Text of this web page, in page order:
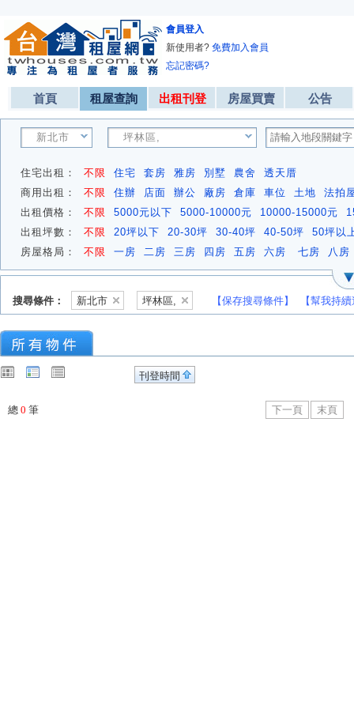
會員登入
新使用者? 免費加入會員
忘記密碼?
首頁 租屋查詢 出租刊登 房屋買賣 公告
新北市 坪林區,
住宅出租： 不限 住宅 套房 雅房 別墅 農舍
透天厝
商用出租：
不限 住辦 店面 辦公 廠房 倉庫 車位 土地
法拍
出租價格：
不限 5000元以下 5000-10000元 10000-15000元
出租坪數：
不限 20坪以下 20-30坪 30-40坪 40-50坪
50坪以
房屋格局：
不限 一房 二房 三房 四房 五房 六房 七房 八房
搜尋條件： 新北市 坪林區, 【保存搜尋條件】 【幫我持
刊登時間
總 0 筆 下一頁 末頁